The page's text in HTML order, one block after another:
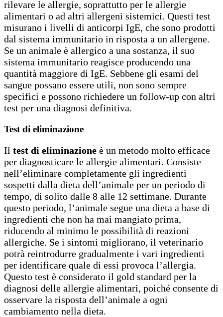
rilevare le allergie, soprattutto per le allergie
alimentari o ad altri allergeni sistemici. Questi test
misurano i livelli di anticorpi IgE, che sono prodotti
dal sistema immunitario in risposta a un allergene.
Se un animale è allergico a una sostanza, il suo
sistema immunitario reagisce producendo una
quantità maggiore di IgE. Sebbene gli esami del
sangue possano essere utili, non sono sempre
specifici e possono richiedere un follow-up con altri
test per una diagnosi definitiva.
Test di eliminazione
Il test di eliminazione è un metodo molto efficace
per diagnosticare le allergie alimentari. Consiste
nell’eliminare completamente gli ingredienti
sospetti dalla dieta dell’animale per un periodo di
tempo, di solito dalle 8 alle 12 settimane. Durante
questo periodo, l’animale segue una dieta a base di
ingredienti che non ha mai mangiato prima,
riducendo al minimo le possibilità di reazioni
allergiche. Se i sintomi migliorano, il veterinario
potrà reintrodurre gradualmente i vari ingredienti
per identificare quale di essi provoca l’allergia.
Questo test è considerato il gold standard per la
diagnosi delle allergie alimentari, poiché consente di
osservare la risposta dell’animale a ogni
cambiamento nella dieta.